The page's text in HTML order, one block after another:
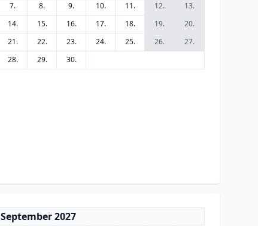
7.
8. 9. 10. 11. 12.
13.
14.
15. 16. 17. 18. 19.
20.
21.
22. 23. 24. 25. 26.
27.
28.
29. 30.
September 2027